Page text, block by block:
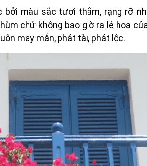
bởi màu sắc tươi thắm, rạng rỡ
chứ không bao giờ ra lẻ hoa
may mắn, phát tài, phát lộc.